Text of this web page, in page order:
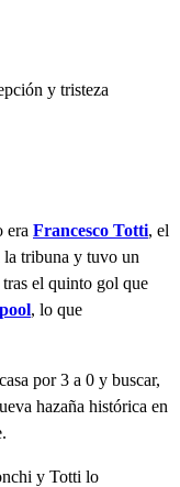
y tristeza
era Francesco Totti, el
la tribuna y tuvo un
el quinto gol que
, lo que
por 3 a 0 y buscar,
hazaña histórica en
y Totti lo